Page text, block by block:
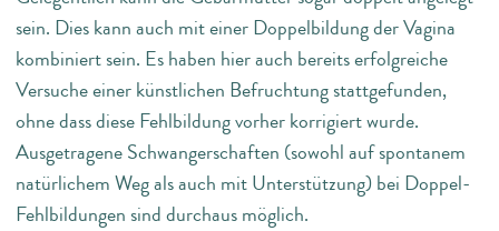
sein. Dies kann auch mit einer Doppelbildung der Vagina
kombiniert sein. Es haben hier auch bereits erfolgreiche
Versuche einer künstlichen Befruchtung stattgefunden,
ohne dass diese Fehlbildung vorher korrigiert wurde.
Ausgetragene Schwangerschaften (sowohl auf spontanem
natürlichem Weg als auch mit Unterstützung) bei Doppel-
Fehlbildungen sind durchaus möglich.